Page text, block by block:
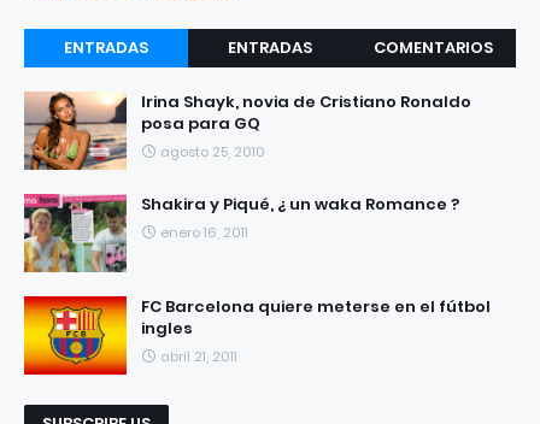
ENTRADAS
RECIENTES
ENTRADAS
COMENTARIOS
Irina Shayk, novia de Cristiano Ronaldo
posa para GQ
agosto 25, 2010
Shakira y Piqué, ¿ un waka Romance ?
enero 16, 2011
FC Barcelona quiere meterse en el fútbol
ingles
abril 21, 2011